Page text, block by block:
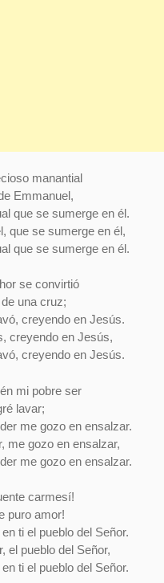
manantial
Emmanuel,
que se sumerge en él.
que se sumerge en él,
que se sumerge en él.
se convirtió
una cruz;
creyendo en Jesús.
creyendo en Jesús,
creyendo en Jesús.
mi pobre ser
lavar;
me gozo en ensalzar.
me gozo en ensalzar,
me gozo en ensalzar.
carmesí!
puro amor!
ti el pueblo del Señor.
el pueblo del Señor,
ti el pueblo del Señor.